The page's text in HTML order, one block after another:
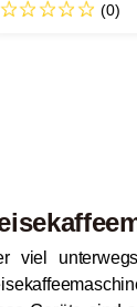
(0)
viel